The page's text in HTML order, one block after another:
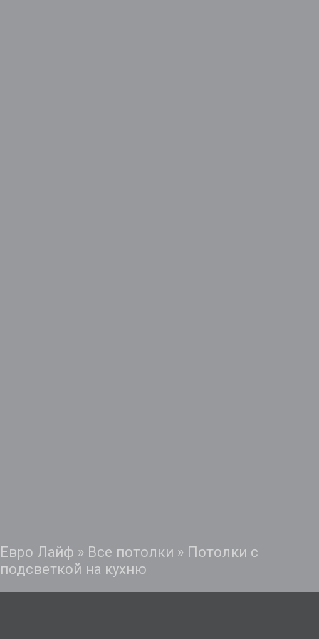
Евро Лайф » Все потолки » Потолки с
подсветкой на кухню